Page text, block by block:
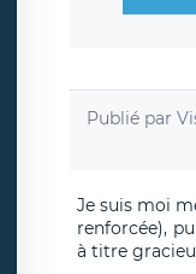
Publié par
Je suis moi
renforcée),
à titre